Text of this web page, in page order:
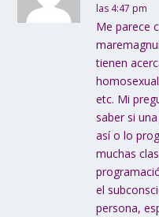
las 4:47 pm
Me parece
tienen
etc. Mi
saber si
así o lo
muchas
el
persona,